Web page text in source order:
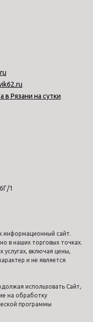
в Рязани на сутки
1
информационный сайт.
в наших торговых точках.
включая цены,
и не является
использовать Сайт,
на обработку
программы